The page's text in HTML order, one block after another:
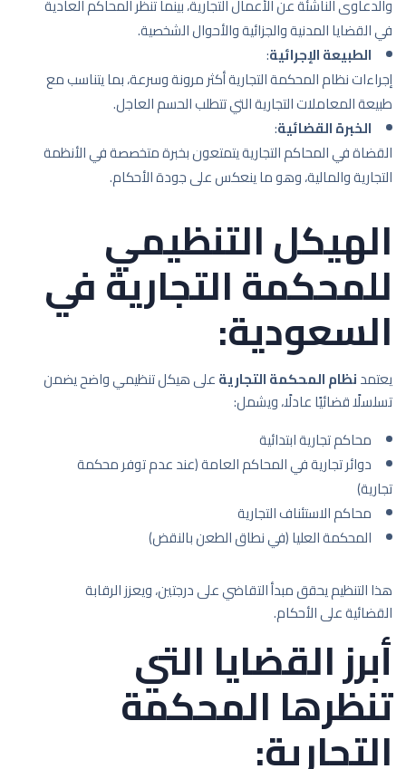
والدعاوى الناشئة عن الأعمال التجارية، بينما تنظر المحاكم العادية
في القضايا المدنية والجزائية والأحوال الشخصية.
الطبيعة الإجرائية:
إجراءات نظام المحكمة التجارية أكثر مرونة وسرعة، بما يتناسب مع
طبيعة المعاملات التجارية التي تتطلب الحسم العاجل.
الخبرة القضائية:
القضاة في المحاكم التجارية يتمتعون بخبرة متخصصة في الأنظمة
التجارية والمالية، وهو ما ينعكس على جودة الأحكام.
الهيكل التنظيمي
للمحكمة التجارية في
السعودية:
يعتمدنظام المحكمة التجاريةعلى هيكل تنظيمي واضح يضمن
تسلسلًا قضائيًا عادلًا، ويشمل:
محاكم تجارية ابتدائية
دوائر تجارية في المحاكم العامة (عند عدم توفر محكمة
تجارية)
محاكم الاستئناف التجارية
المحكمة العليا (في نطاق الطعن بالنقض)
هذا التنظيم يحقق مبدأ التقاضي على درجتين، ويعزز الرقابة
القضائية على الأحكام.
أبرز القضايا التي
تنظرها المحكمة
التجارية: